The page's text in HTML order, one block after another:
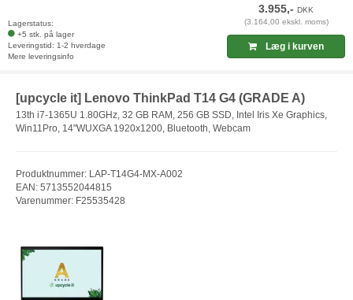
Lagerstatus:
+5 stk. på lager
Leveringstid: 1-2 hverdage
Mere leveringsinfo
3.955,-DKK
(3.164,00 ekskl. moms)
Læg i kurven
[upcycle it] Lenovo ThinkPad T14 G4 (GRADE A)
13th i7-1365U 1.80GHz, 32 GB RAM, 256 GB SSD, Intel Iris Xe Graphics,
Win11Pro, 14"WUXGA 1920x1200, Bluetooth, Webcam
Produktnummer: LAP-T14G4-MX-A002
EAN: 5713552044815
Varenummer: F25535428